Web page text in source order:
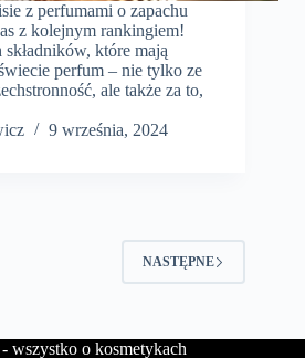
z perfumami o zapachu
z kolejnym rankingiem!
które mają
perfum – nie tylko ze
ale także za to,
9 września, 2024
NASTĘPNE
wszystko o kosmetykach